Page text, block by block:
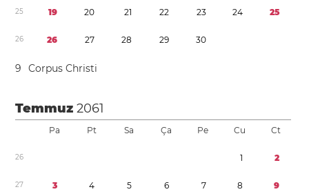
25 19 20 21 22 23 24 25
26 26 27 28 29 30
9 Corpus Christi
Temmuz2061
Pa Pt Sa Ça Pe Cu Ct
26 1 2
27 3 4 5 6 7 8 9